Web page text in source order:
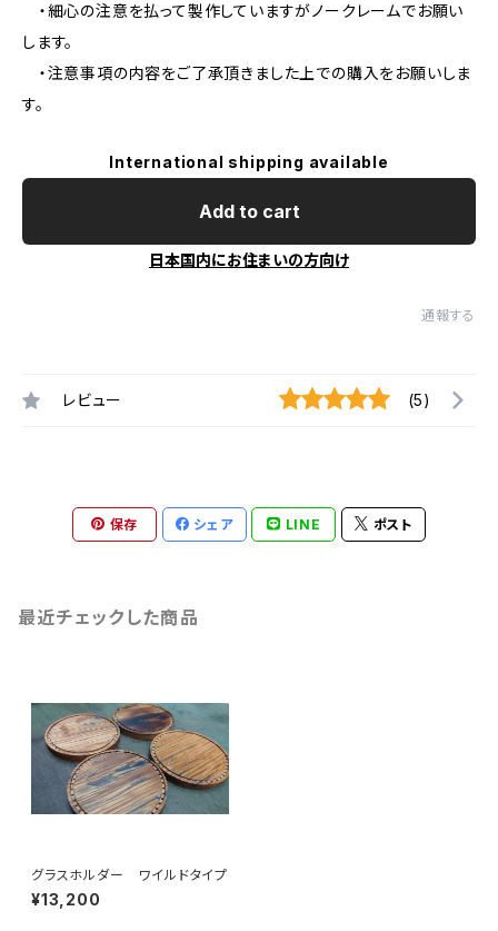
・細心の注意を払って製作していますがノークレームでお願い
します。
・注意事項の内容をご了承頂きました上での購入をお願いしま
す。
International shipping available
Add to cart
日本国内にお住まいの方向け
通報する
レビュー (5)
保存 シェア LINE ポスト
最近チェックした商品
グラスホルダー ワイルドタイプ
¥13,200